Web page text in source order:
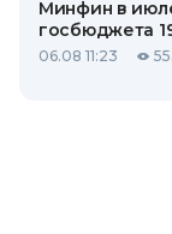
Минфин в
госбюджета
06.08 11:23